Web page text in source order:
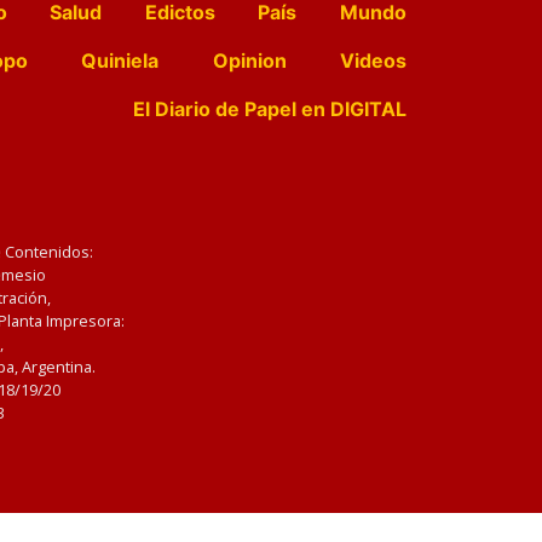
Salud Edictos País
Mundo
Quiniela Opinion
Videos
El Diario de Papel en DIGITAL
Impresora:
Argentina.
19/20